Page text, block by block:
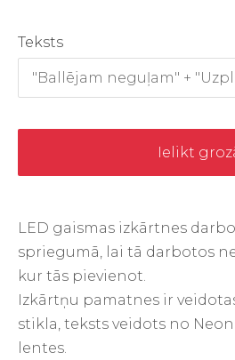
Teksts
Ielikt
LED gaismas izkārtnes
spriegumā, lai tā darbotos
kur tās pievienot.
Izkārtņu pamatnes ir
stikla, teksts veidots no
lentes.